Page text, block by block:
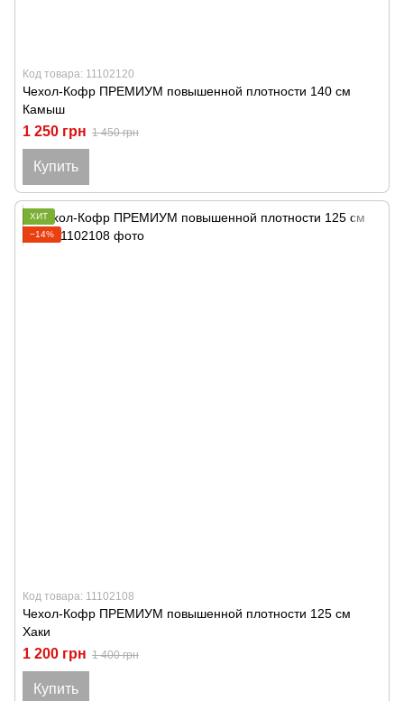
Код товара: 11102120
Чехол-Кофр ПРЕМИУМ повышенной плотности 140 см
Камыш
1 250 грн 1 450 грн
Купить
ХИТ
−14%
Код товара: 11102108
Чехол-Кофр ПРЕМИУМ повышенной плотности 125 см
Хаки
1 200 грн 1 400 грн
Купить